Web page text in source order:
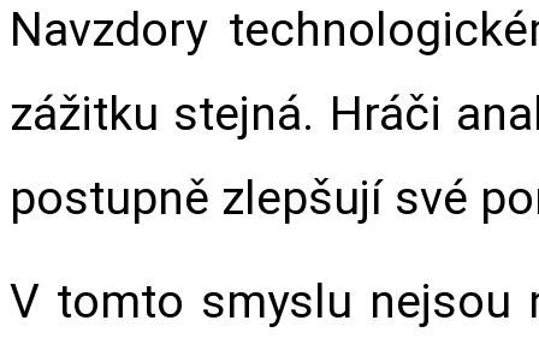
Navzdory
zážitku stejná. Hráči
postupně zlepšují své
V tomto smyslu nejsou